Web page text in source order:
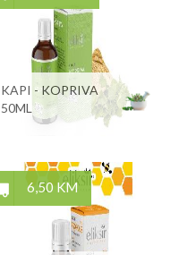
KAPI - KOPRIVA
50ML
6,50 KM